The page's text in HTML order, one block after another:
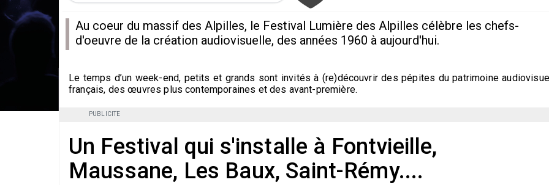
Au coeur du massif des Alpilles, le Festival Lumière des Alpilles célèbre les chefs-
d'oeuvre de la création audiovisuelle, des années 1960 à aujourd'hui.
Le temps d’un week-end, petits et grands sont invités à (re)découvrir des pépites du patrimoine
français, des œuvres plus contemporaines et des avant-première.
PUBLICITE
Un Festival qui s'installe à Fontvieille,
Maussane, Les Baux, Saint-Rémy....